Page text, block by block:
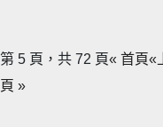
第 5 頁，共 72 頁« 首頁«
頁 »